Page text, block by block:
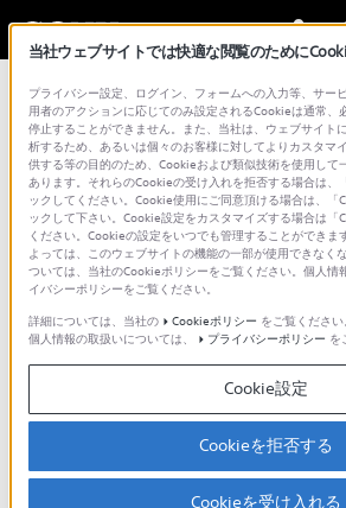
動画でサポート
使い方やトラブルの解決方法を動
紹介しています。
動画の閲覧は、以下の「Sony -
チャンネルのページよりご覧いただ
ご利用の際には、ソーシャルメディ
認をお願いいたします。
ソニーグループ株式会社 ソーシャ
当社ウェブサイトでは快適な閲覧のために
プライバシー設定、ログイン、フォームへの入力等、サー
用者のアクションに応じてのみ設定されるCookieは通常、
停止することができません。また、当社は、ウェブサイト
析するため、あるいは個々のお客様に対してよりカスタマ
供する等の目的のため、Cookieおよび類似技術を使用して
あります。それらのCookieの受け入れを拒否する場合は、
ックしてください。Cookie使用にご同意頂ける場合は、「
ックして下さい。Cookie設定をカスタマイズする場合は「
ください。Cookieの設定をいつでも管理することができま
よっては、このウェブサイトの機能の一部が使用できなく
ついては、当社のCookieポリシーをご覧ください。個人情
イバシーポリシーをご覧ください。
詳細については、当社の
Cookieポリシー をご覧ください。
個人情報の取扱いについては、
プライバシーポリシー を
Cookie設定
Cookieを拒否する
Cookieを受け入れる